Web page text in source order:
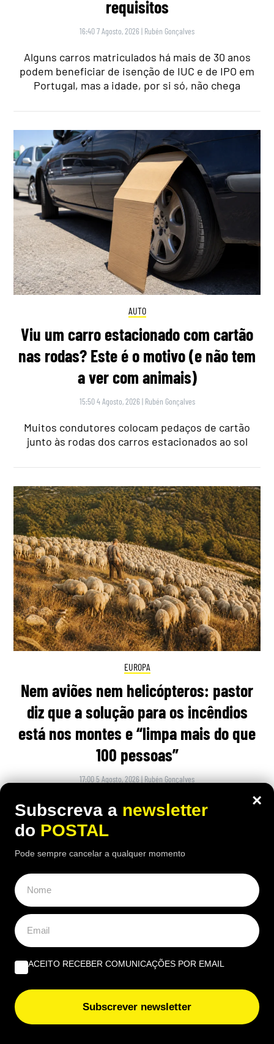
requisitos
16:40 7 Agosto, 2026 | Rubén Gonçalves
Alguns carros matriculados há mais de 30 anos
podem beneficiar de isenção de IUC e de IPO em
Portugal, mas a idade, por si só, não chega
AUTO
Viu um carro estacionado com cartão
nas rodas? Este é o motivo (e não tem
a ver com animais)
15:50 4 Agosto, 2026 | Rubén Gonçalves
Muitos condutores colocam pedaços de cartão
junto às rodas dos carros estacionados ao sol
EUROPA
Nem aviões nem helicópteros: pastor
diz que a solução para os incêndios
está nos montes e “limpa mais do que
100 pessoas”
17:00 5 Agosto, 2026|Rubén Gonçalves
Um pastor espanhol defende que o gado consegue
limpar os montes de forma mais eficaz do que
dezenas de trabalhadores
×
Subscreva a newsletter
do POSTAL
Pode sempre cancelar a qualquer momento
ACEITO RECEBER COMUNICAÇÕES POR EMAIL
Subscrever newsletter